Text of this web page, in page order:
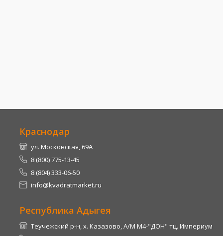
Краснодар
ул. Московская, 69А
8 (800) 775-13-45
8 (804) 333-06-50
info@kvadratmarket.ru
Республика Адыгея
Теучежский р-н, х. Казазово, А/М М4-"ДОН" тц. Империум